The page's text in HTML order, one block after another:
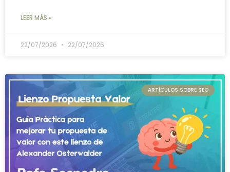
LEER MÁS »
22/07/2026 22/07/2026
ARTÍCULOS SOBRE SEO